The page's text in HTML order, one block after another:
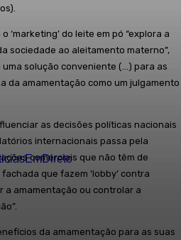
‘marketing’ do leite em pó “explora a
sociedade ao aleitamento materno”,
solução conveniente (…) para as
da amamentação como um julgamento
as decisões políticas nacionais
internacionais passa pela
comerciais que não têm de
que fazem ‘lobby’ contra
a amamentação ou controlar a
da amamentação para as suas